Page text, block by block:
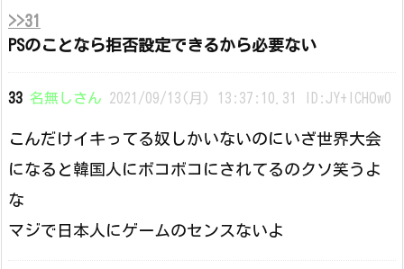
>>31
PSのことなら拒否設定できるから必要ない
33 名無しさん 2021/09/13(月) 13:37:10.31 ID:JY+lCHOw0
こんだけイキってる奴しかいないのにいざ世界大会
になると韓国人にボコボコにされてるのクソ笑うよ
な
マジで日本人にゲームのセンスないよ